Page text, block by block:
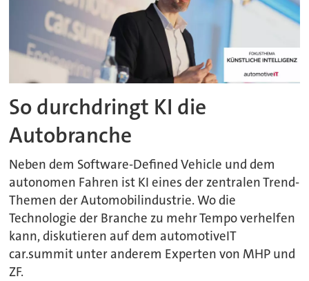
So durchdringt KI die
Autobranche
Neben dem Software-Defined Vehicle und dem
autonomen Fahren ist KI eines der zentralen Trend-
Themen der Automobilindustrie. Wo die
Technologie der Branche zu mehr Tempo verhelfen
kann, diskutieren auf dem automotiveIT
car.summit unter anderem Experten von MHP und
ZF.